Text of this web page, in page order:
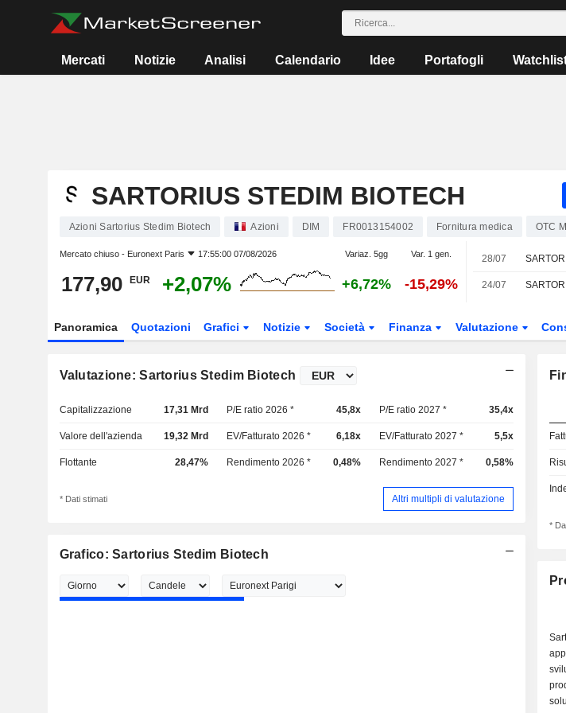
Mercati Notizie Analisi Calendario Idee Portafogli
SARTORIUS STEDIM BIOTECH
Azioni Sartorius Stedim Biotech Azioni DIM FR0013154002 Fornitura medica OTC
Mercato chiuso - Euronext Paris 17:55:00 07/08/2026 Variaz. 5gg Var. 1 gen.
177,90 EUR +2,07% +6,72% -15,29%
28/07
24/07
Panoramica Quotazioni Grafici Notizie Società Finanza Valutazione
Valutazione: Sartorius Stedim Biotech
Capitalizzazione 17,31 Mrd P/E ratio 2026 * 45,8x P/E ratio 2027 * 35,4x
Valore dell'azienda 19,32 Mrd EV/Fatturato 2026 * 6,18x EV/Fatturato 2027 * 5,5x
Flottante 28,47% Rendimento 2026 * 0,48% Rendimento 2027 * 0,58%
* Dati stimati Altri multipli di valutazione
Grafico: Sartorius Stedim Biotech
*